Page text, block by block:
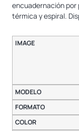
encuadernación por
térmica y espiral.